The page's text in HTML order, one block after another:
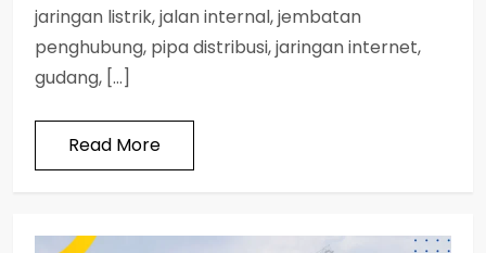
jaringan listrik, jalan internal, jembatan
penghubung, pipa distribusi, jaringan internet,
gudang, […]
Read More